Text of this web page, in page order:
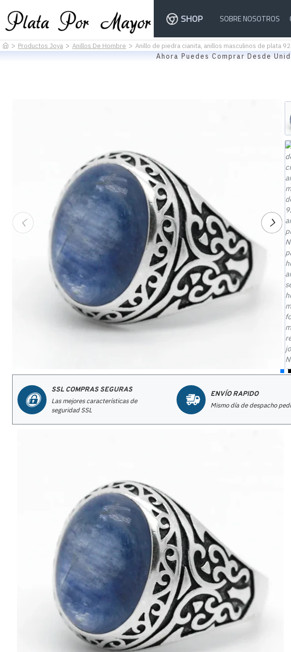
SHOP SOBRE NOSOTROS
Productos Joya Anillos De Hombre Anillo de piedra cianita, anillos masculinos de plata
Ahora Puedes Comprar Desde
SSL COMPRAS SEGURAS
Las mejores características de
seguridad SSL
ENVÍO RAPIDO
Mismo día de despacho